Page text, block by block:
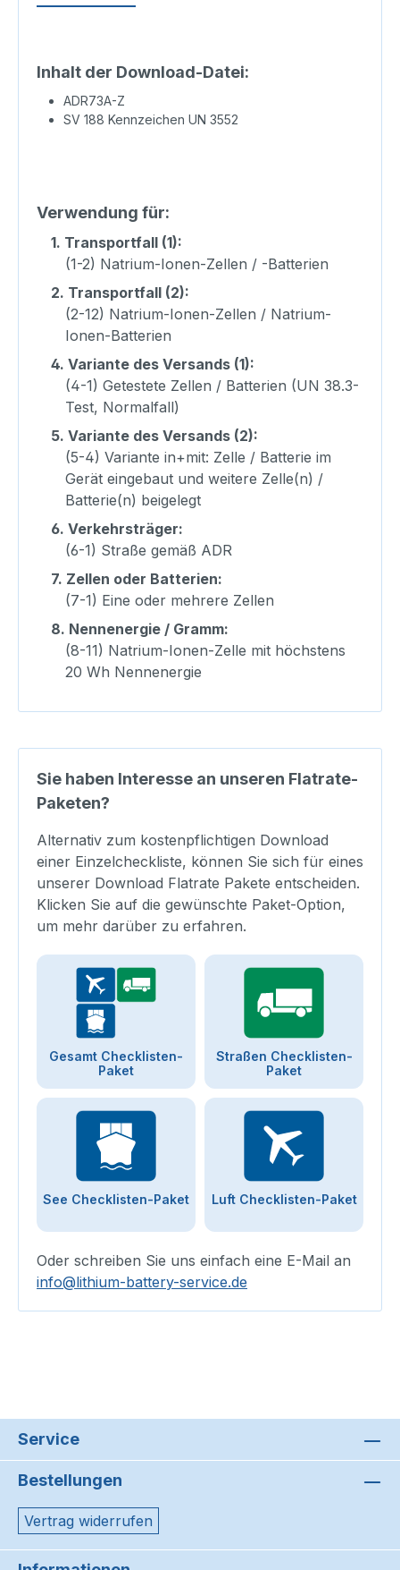
Inhalt der Download-Datei:
ADR73A-Z
SV 188 Kennzeichen UN 3552
Verwendung für:
1. Transportfall (1):
(1-2) Natrium-Ionen-Zellen / -Batterien
2. Transportfall (2):
(2-12) Natrium-Ionen-Zellen / Natrium-
Ionen-Batterien
4. Variante des Versands (1):
(4-1) Getestete Zellen / Batterien (UN 38.3-
Test, Normalfall)
5. Variante des Versands (2):
(5-4) Variante in+mit: Zelle / Batterie im
Gerät eingebaut und weitere Zelle(n) /
Batterie(n) beigelegt
6. Verkehrsträger:
(6-1) Straße gemäß ADR
7. Zellen oder Batterien:
(7-1) Eine oder mehrere Zellen
8. Nennenergie / Gramm:
(8-11) Natrium-Ionen-Zelle mit höchstens
20 Wh Nennenergie
Sie haben Interesse an unseren Flatrate-
Paketen?
Alternativ zum kostenpflichtigen Download
einer Einzelcheckliste, können Sie sich für eines
unserer Download Flatrate Pakete entscheiden.
Klicken Sie auf die gewünschte Paket-Option,
um mehr darüber zu erfahren.
Gesamt Checklisten-
Paket
Straßen Checklisten-
Paket
See Checklisten-Paket Luft Checklisten-Paket
Oder schreiben Sie uns einfach eine E-Mail an
info@lithium-battery-service.de
Service
Bestellungen
Vertrag widerrufen